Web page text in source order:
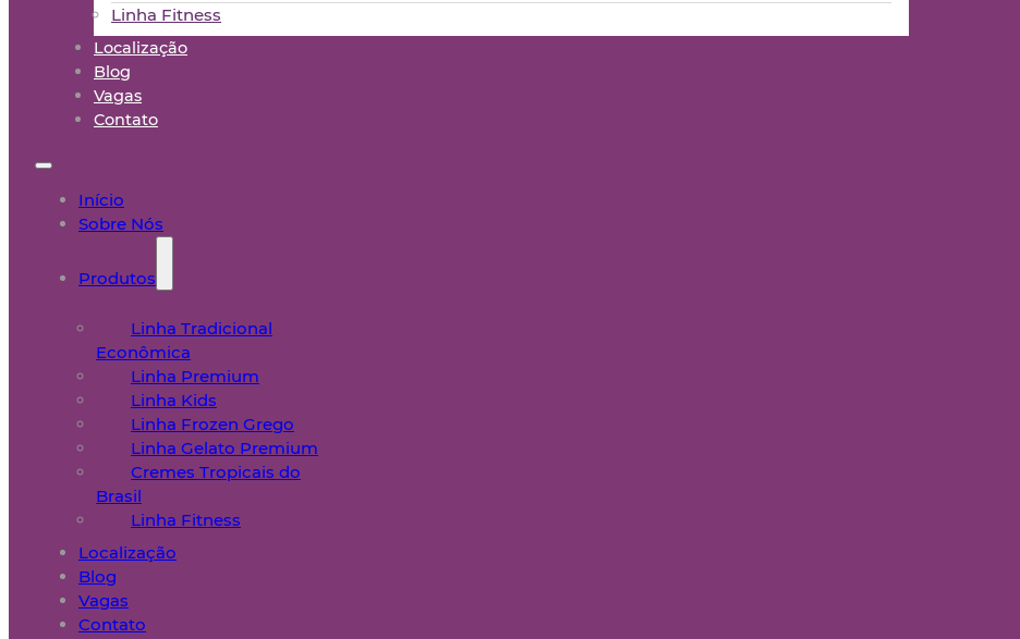
Linha Fitness
Localização
Blog
Vagas
Contato
Início
Sobre Nós
Produtos
Linha Tradicional
Econômica
Linha Premium
Linha Kids
Linha Frozen Grego
Linha Gelato Premium
Cremes Tropicais do
Brasil
Linha Fitness
Localização
Blog
Vagas
Contato